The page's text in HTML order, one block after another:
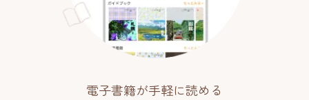
電子書籍が手軽に読める